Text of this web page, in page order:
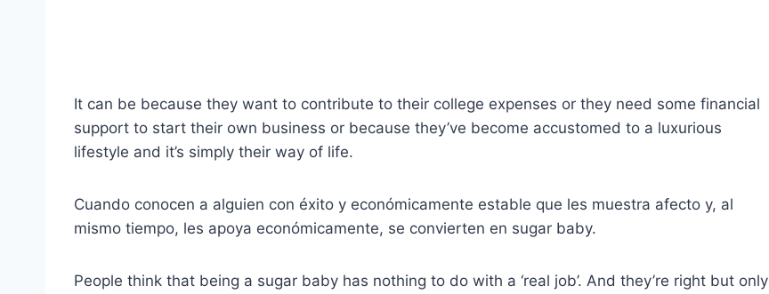
It can be because they want to contribute to their college expenses or they need some financial
support to start their own business or because they’ve become accustomed to a luxurious
lifestyle and it’s simply their way of life.
Cuando conocen a alguien con éxito y económicamente estable que les muestra afecto y, al
mismo tiempo, les apoya económicamente, se convierten en sugar baby.
People think that being a sugar baby has nothing to do with a ‘real job’. And they’re right but only